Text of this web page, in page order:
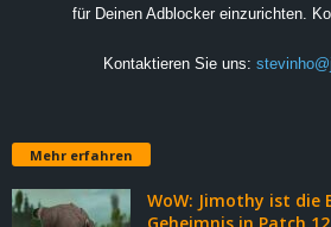
für Deinen Adblocker einzurichten.
Kontaktieren Sie uns:
Mehr erfahren
WoW: Jimothy ist die